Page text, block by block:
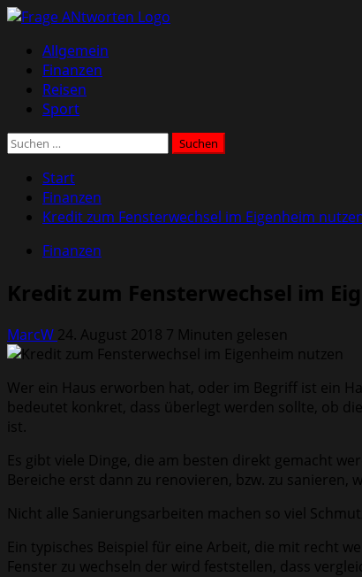
Zum
springen
Primäres
Menü
Allgemein
Finanzen
Reisen
Sport
Suchen
Start
Finanzen
Kredit zum Fensterwechsel im Eigenheim
Finanzen
Kredit zum Fensterwechsel im
MarcW 24. August 2018 7 Minuten gelesen
Wer ein Haus erworben hat, oder im Begriff ist ein
bedeutet konkret, dass überlegt werden sollte, ob
ist.
Es gibt viele Dinge, die am besten direkt gemacht
Bereiche erst dann zu renovieren, bzw. zu sanieren,
Nicht alle Sanierungsarbeiten machen so viel
Ein typisches Beispiel für eine Arbeit, die mit recht
Fenster zu wechseln der wird feststellen, dass